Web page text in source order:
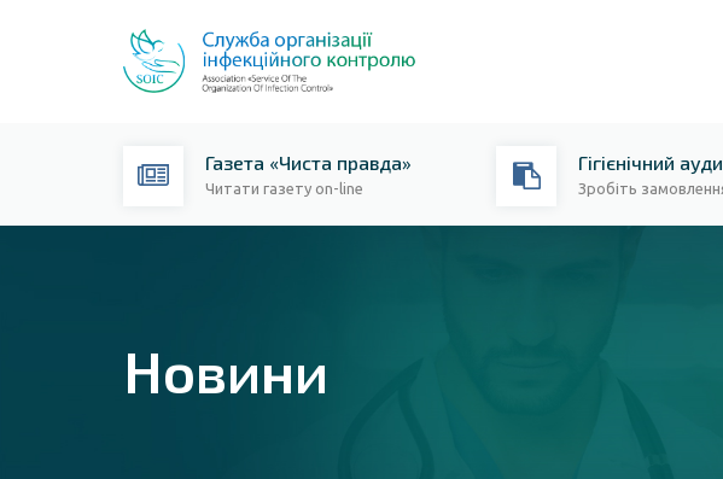
Газета «Чиста правда»
Читати газету on-line
Гігієнічний
Зробіть
Новини